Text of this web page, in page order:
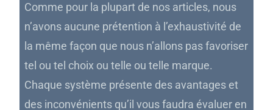
Comme pour la plupart de nos articles, nous
n’avons aucune prétention à l’exhaustivité de
la même façon que nous n’allons pas favoriser
tel ou tel choix ou telle ou telle marque.
Chaque système présente des avantages et
des inconvénients qu’il vous faudra évaluer en